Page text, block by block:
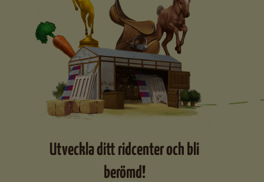
Utveckla ditt ridcenter och bli
berömd!